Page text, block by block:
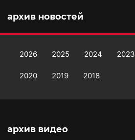
архив новостей
2026 2025 2024 2023
2020 2019 2018
архив видео